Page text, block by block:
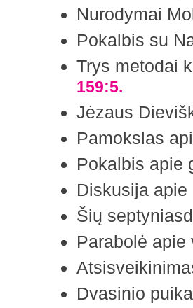
Nurodymai
Pokalbis su
Trys metodai
159:5.
Jėzaus
Pamokslas
Pokalbis apie
Diskusija
Šių
Parabolė
Dvasinio